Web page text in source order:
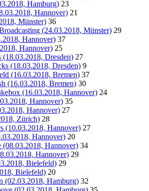
Hamburg) 23
Hannover) 21
Münster) 36
(24.03.2018, Münster) 29
Hannover) 37
Hannover) 25
(18.03.2018, Dresden) 27
(18.03.2018, Dresden) 9
(16.03.2018, Bremen) 37
(16.03.2018, Bremen) 30
(16.03.2018, Hannover) 24
Hannover) 35
Hannover) 27
Zürich) 28
(10.03.2018, Hannover) 27
Hannover) 20
(08.03.2018, Hannover) 34
Hannover) 29
Bielefeld) 29
Bielefeld) 20
(02.03.2018, Hamburg) 32